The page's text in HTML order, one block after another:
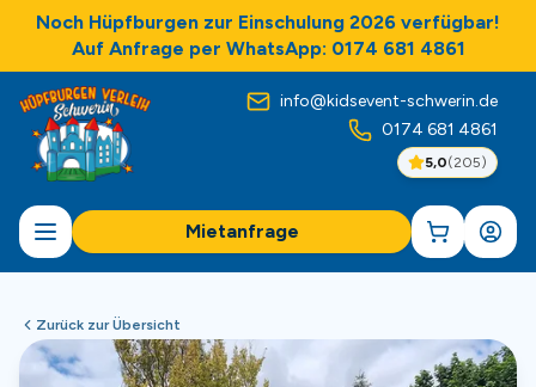
Noch Hüpfburgen zur Einschulung 2026 verfügbar!
Auf Anfrage per WhatsApp: 0174 681 4861
info@kidsevent-schwerin.de
0174 681 4861
5,0(205)
Mietanfrage
Zurück zur Übersicht